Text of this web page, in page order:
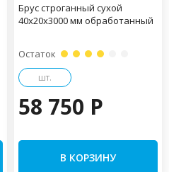
Брус строганный сухой
40х20х3000 мм обработанный
Остаток
шт.
58 750 P
В КОРЗИНУ